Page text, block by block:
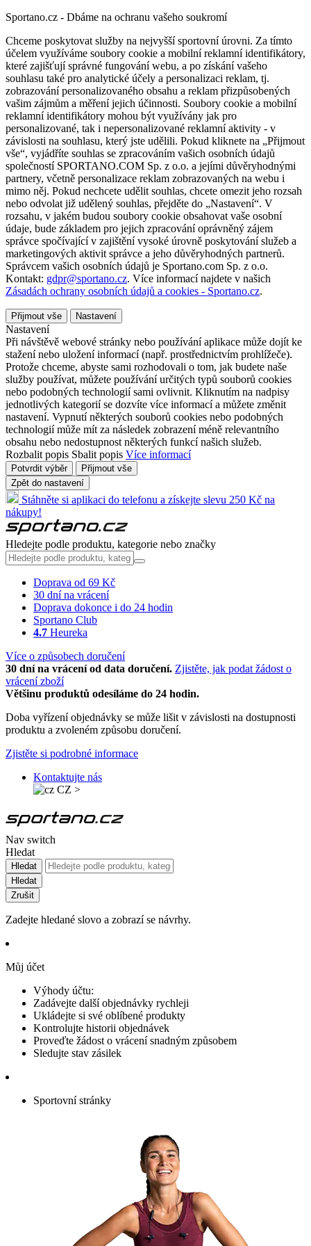
Sportano.cz - Dbáme na ochranu vašeho soukromí
Chceme poskytovat služby na nejvyšší sportovní úrovni. Za tímto
účelem využíváme soubory cookie a mobilní reklamní identifikátory,
které zajišťují správné fungování webu, a po získání vašeho
souhlasu také pro analytické účely a personalizaci reklam, tj.
zobrazování personalizovaného obsahu a reklam přizpůsobených
vašim zájmům a měření jejich účinnosti. Soubory cookie a mobilní
reklamní identifikátory mohou být využívány jak pro
personalizované, tak i nepersonalizované reklamní aktivity - v
závislosti na souhlasu, který jste udělili. Pokud kliknete na „Přijmout
vše“, vyjádříte souhlas se zpracováním vašich osobních údajů
společností SPORTANO.COM Sp. z o.o. a jejími důvěryhodnými
partnery, včetně personalizace reklam zobrazovaných na webu i
mimo něj. Pokud nechcete udělit souhlas, chcete omezit jeho rozsah
nebo odvolat již udělený souhlas, přejděte do „Nastavení“. V
rozsahu, v jakém budou soubory cookie obsahovat vaše osobní
údaje, bude základem pro jejich zpracování oprávněný zájem
správce spočívající v zajištění vysoké úrovně poskytování služeb a
marketingových aktivit správce a jeho důvěryhodných partnerů.
Správcem vašich osobních údajů je Sportano.com Sp. z o.o.
Kontakt: gdpr@sportano.cz. Více informací najdete v našich
Zásadách ochrany osobních údajů a cookies - Sportano.cz.
Přijmout vše Nastavení
Nastavení
Při návštěvě webové stránky nebo používání aplikace může dojít ke
stažení nebo uložení informací (např. prostřednictvím prohlížeče).
Protože chceme, abyste sami rozhodovali o tom, jak budete naše
služby používat, můžete používání určitých typů souborů cookies
nebo podobných technologií sami ovlivnit. Kliknutím na nadpisy
jednotlivých kategorií se dozvíte více informací a můžete změnit
nastavení. Vypnutí některých souborů cookies nebo podobných
technologií může mít za následek zobrazení méně relevantního
obsahu nebo nedostupnost některých funkcí našich služeb.
Rozbalit popis Sbalit popis Více informací
Potvrdit výběr
Přijmout vše
Zpět do nastavení
Stáhněte si aplikaci do telefonu a získejte slevu 250 Kč na
nákupy!
Hledejte podle produktu, kategorie nebo značky
Doprava od 69 Kč
30 dní na vrácení
Doprava dokonce i do 24 hodin
Sportano Club
4.7 Heureka
Více o způsobech doručení
30 dní na vrácení od data doručení. Zjistěte, jak podat žádost o
vrácení zboží
Většinu produktů odesíláme do 24 hodin.
Doba vyřízení objednávky se může lišit v závislosti na dostupnosti
produktu a zvoleném způsobu doručení.
Zjistěte si podrobné informace
Kontaktujte nás
CZ >
Nav switch
Hledat
Hledat
Hledat
Zrušit
Zadejte hledané slovo a zobrazí se návrhy.
Můj účet
Výhody účtu:
Zadávejte další objednávky rychleji
Ukládejte si své oblíbené produkty
Kontrolujte historii objednávek
Proveďte žádost o vrácení snadným způsobem
Sledujte stav zásilek
Sportovní stránky